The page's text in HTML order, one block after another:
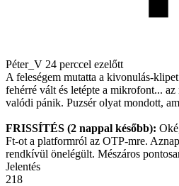
Péter_V 24 perccel ezelőtt
A feleségem mutatta a kivonulás-
fehérré vált és letépte a mikrofont...
valódi pánik. Puzsér olyat mondott,
FRISSÍTÉS (2 nappal később):
Ft-ot a platformról az OTP-mre.
rendkívül önelégült. Mészáros
Jelentés
218